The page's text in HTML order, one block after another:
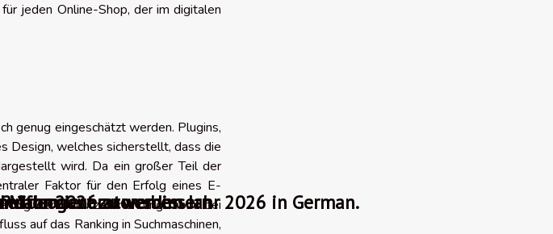
jeden Online-Shop, der im digitalen
genug eingeschätzt werden. Plugins,
Design, welches sicherstellt, dass die
wird. Da ein großer Teil der
Faktor für den Erfolg eines E-
der Benutzererfahrung mobil bei
auf das Ranking in Suchmaschinen,
Jahr 2026 zu verbessernim Jahr 2026 in German.
informiert zu werden